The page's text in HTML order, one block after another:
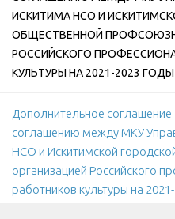
Книга почета культуры
Фотогалерея
Документы
Правовая база
Противодействие
Отчеты о деятельности
ИСКИТИМА НСО И
ОБЩЕСТВЕННОЙ
РОССИЙСКОГО
КУЛЬТУРЫ НА 2021-2023 ГОДЫ
Дополнительное
соглашению между МКУ
НСО и Искитимской
организацией Российского
работников культуры на